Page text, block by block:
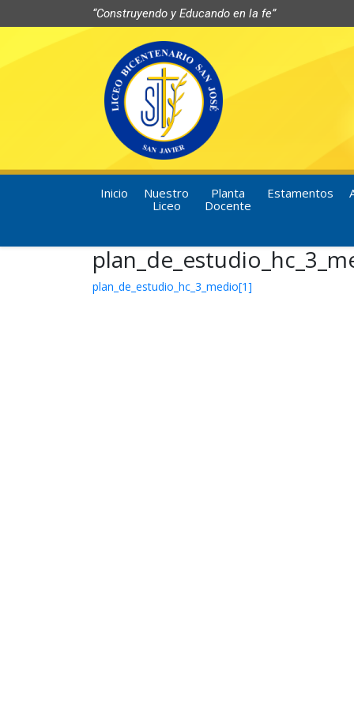
“Construyendo y Educando en la fe”
Inicio
Nuestro
Liceo
Planta
Docente
Estamentos
plan_de_estudio_hc_3_medio[1]